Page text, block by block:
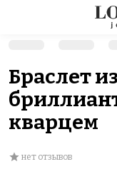
Браслет
кварцем
нет отзывов